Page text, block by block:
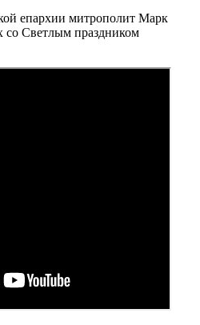
епархии митрополит Марк
со Светлым праздником